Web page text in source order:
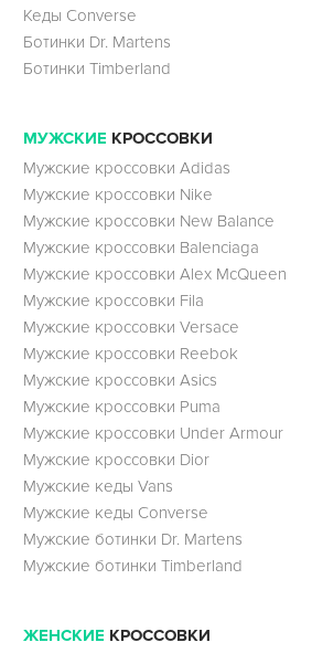
Кеды Converse
Ботинки Dr. Martens
Ботинки Timberland
МУЖСКИЕ КРОССОВКИ
Мужские кроссовки Adidas
Мужские кроссовки Nike
Мужские кроссовки New Balance
Мужские кроссовки Balenciaga
Мужские кроссовки Alex McQueen
Мужские кроссовки Fila
Мужские кроссовки Versace
Мужские кроссовки Reebok
Мужские кроссовки Asics
Мужские кроссовки Puma
Мужские кроссовки Under Armour
Мужские кроссовки Dior
Мужские кеды Vans
Мужские кеды Converse
Мужские ботинки Dr. Martens
Мужские ботинки Timberland
ЖЕНСКИЕ КРОССОВКИ